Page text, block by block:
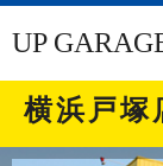
UP
横浜戸塚